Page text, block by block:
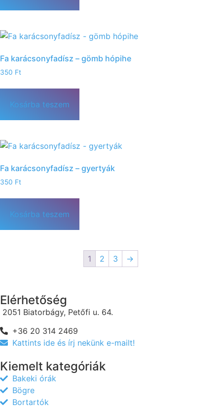
Fa karácsonyfadísz – gömb hópihe
350 Ft
Kosárba teszem
Fa karácsonyfadísz – gyertyák
350 Ft
Kosárba teszem
1 2 3 →
Elérhetőség
2051 Biatorbágy, Petőfi u. 64.
+36 20 314 2469
Kattints ide és írj nekünk e-mailt!
Kiemelt kategóriák
Bakeki órák
Bögre
Bortartók